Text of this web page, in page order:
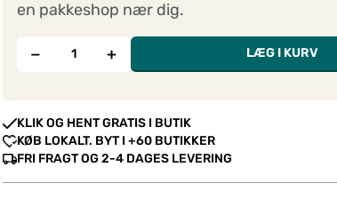
en pakkeshop nær dig.
− + LÆG I KURV
KLIK OG HENT GRATIS I BUTIK
KØB LOKALT. BYT I +60 BUTIKKER
FRI FRAGT OG 2-4 DAGES LEVERING